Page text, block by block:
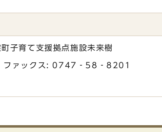
子育て支援拠点施設未来樹
ァックス: 0747‐58‐8201